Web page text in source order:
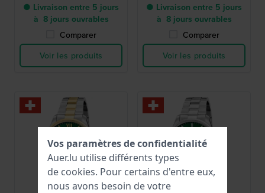
● Livraison entre 5 jours
à 8 jours ouvrables
Comparer
Voir les produits
● Livraison entre 5 jours
à 8 jours ouvrables
Comparer
Voir les produits
Vos paramètres de confidentialité
Auer.lu utilise différents types
de cookies. Pour certains d'entre eux,
nous avons besoin de votre